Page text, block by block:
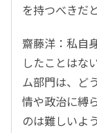
を持つべきだ
齋藤洋：私自
したことはな
ム部門は、ど
情や政治に縛
のは難しいよ